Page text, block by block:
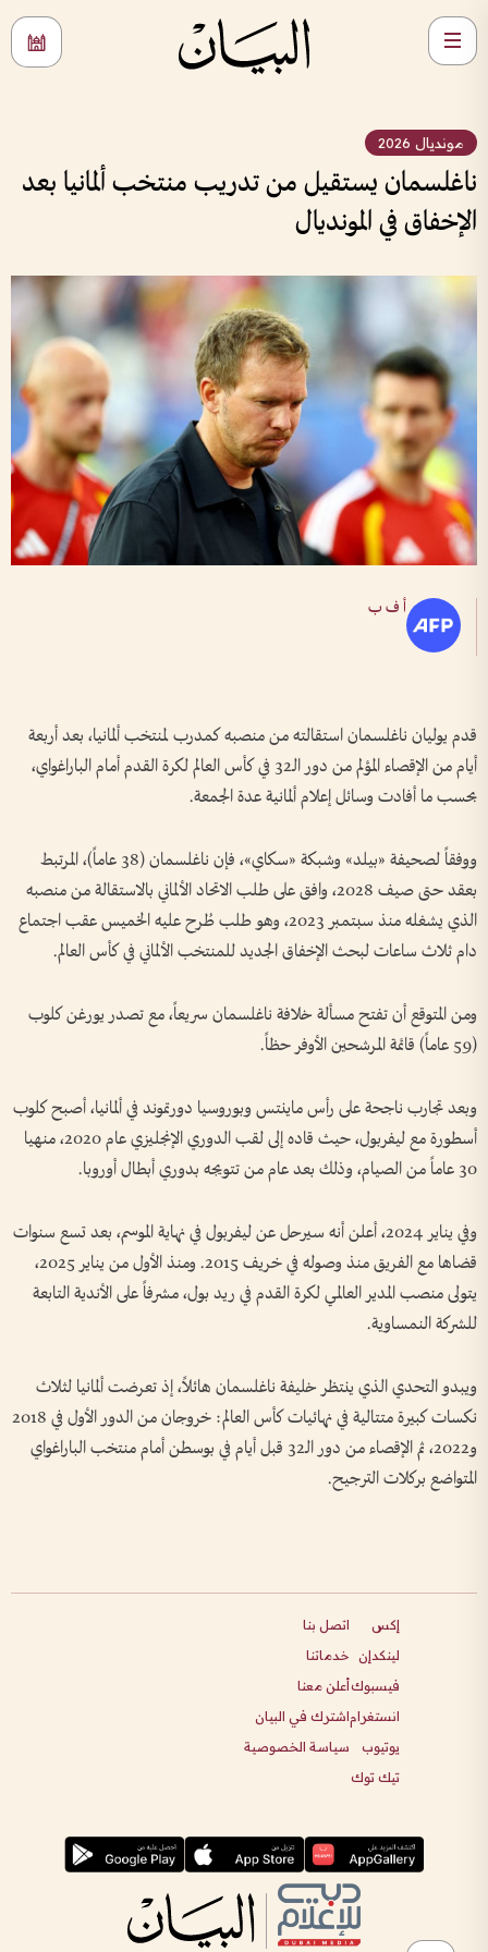
مونديال 2026
ناغلسمان يستقيل من تدريب منتخب ألمانيا بعد
الإخفاق في المونديال
أ ف ب
قدم يوليان ناغلسمان استقالته من منصبه كمدرب لمنتخب ألمانيا، بعد أربعة
أيام من الإقصاء المؤلم من دور الـ32 في كأس العالم لكرة القدم أمام الباراغواي،
بحسب ما أفادت وسائل إعلام ألمانية عدة الجمعة.
ووفقاً لصحيفة «بيلد» وشبكة «سكاي»، فإن ناغلسمان (38 عاماً)، المرتبط
بعقد حتى صيف 2028، وافق على طلب الاتحاد الألماني بالاستقالة من منصبه
الذي يشغله منذ سبتمبر 2023، وهو طلب طُرح عليه الخميس عقب اجتماع
دام ثلاث ساعات لبحث الإخفاق الجديد للمنتخب الألماني في كأس العالم.
ومن المتوقع أن تفتح مسألة خلافة ناغلسمان سريعاً، مع تصدر يورغن كلوب
(59 عاماً) قائمة المرشحين الأوفر حظاً.
وبعد تجارب ناجحة على رأس ماينتس وبوروسيا دورتموند في ألمانيا، أصبح كلوب
أسطورة مع ليفربول، حيث قاده إلى لقب الدوري الإنجليزي عام 2020، منهيا
30 عاماً من الصيام، وذلك بعد عام من تتويجه بدوري أبطال أوروبا.
وفي يناير 2024، أعلن أنه سيرحل عن ليفربول في نهاية الموسم، بعد تسع سنوات
قضاها مع الفريق منذ وصوله في خريف 2015. ومنذ الأول من يناير 2025،
يتولى منصب المدير العالمي لكرة القدم في ريد بول، مشرفاً على الأندية التابعة
للشركة النمساوية.
ويبدو التحدي الذي ينتظر خليفة ناغلسمان هائلاً، إذ تعرضت ألمانيا لثلاث
نكسات كبيرة متتالية في نهائيات كأس العالم: خروجان من الدور الأول في 2018
و2022، ثم الإقصاء من دور الـ32 قبل أيام في بوسطن أمام منتخب الباراغواي
المتواضع بركلات الترجيح.
إكس
لينكدإن
فيسبوك
انستغرام
يوتيوب
تيك توك
اتصل بنا
خدماتنا
أعلن معنا
اشترك في البيان
سياسة الخصوصية